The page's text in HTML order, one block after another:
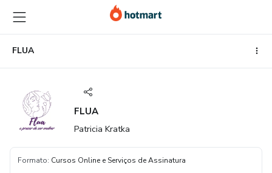
para
o
conteúdo
principal
para
o
pagamento
para
o
rodapé
FLUA
FLUA
Patricia Kratka
Formato: Cursos Online e Serviços de Assinatura